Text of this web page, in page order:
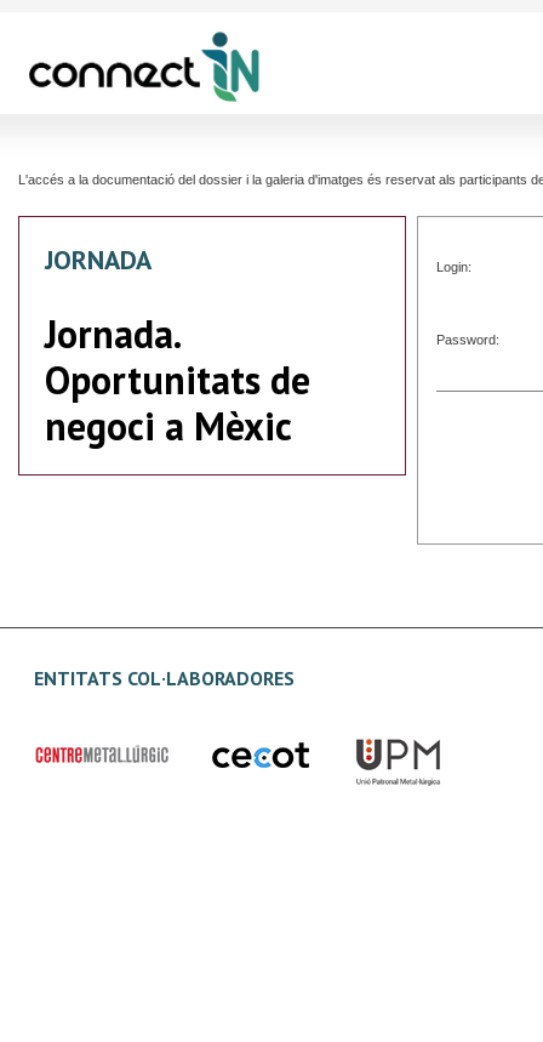
L'accés a la documentació del dossier i la galeria d'imatges és reservat als participants
JORNADA
Jornada.
Oportunitats de
negoci a Mèxic
Login:
Password:
ENTITATS COL·LABORADORES